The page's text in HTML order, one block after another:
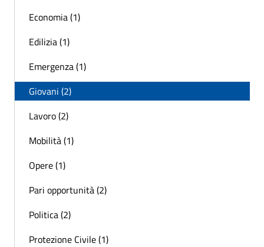
Economia (1)
Edilizia (1)
Emergenza (1)
Giovani (2)
Lavoro (2)
Mobilità (1)
Opere (1)
Pari opportunità (2)
Politica (2)
Protezione Civile (1)